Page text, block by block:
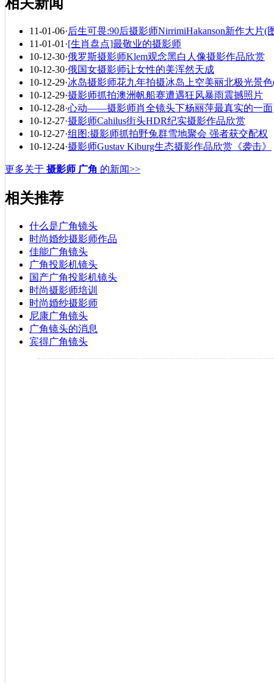
11-01-06·后生可畏:90后摄影师NirrimiHakanson新作大片(
11-01-01 ·[生肖盘点]最敬业的摄影师
10-12-30·俄罗斯摄影师Klem观念黑白人像摄影作品欣赏
10-12-30·俄国女摄影师让女性的美浑然天成
10-12-29·冰岛摄影师花九年拍摄冰岛上空美丽北极光景
10-12-29·摄影师抓拍澳洲帆船赛遭遇狂风暴雨震撼照片
10-12-28·心动——摄影师肖全镜头下杨丽萍最真实的一面
10-12-27·摄影师Cahilus街头HDR纪实摄影作品欣赏
10-12-27·组图:摄影师抓拍野兔群雪地聚会 强者获交配权
10-12-24·摄影师Gustav Kiburg生态摄影作品欣赏《袭击》
更多关于 摄影师 广角 的新闻>>
相关推荐
什么是广角镜头
时尚婚纱摄影师作品
佳能广角镜头
广角投影机镜头
国产广角投影机镜头
时尚摄影师培训
时尚婚纱摄影师
尼康广角镜头
广角镜头的消息
宾得广角镜头